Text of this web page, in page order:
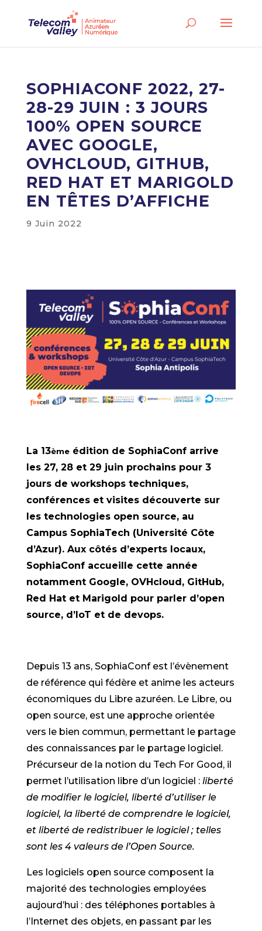
SOPHIACONF 2022, 27-
28-29 JUIN : 3 JOURS
100% OPEN SOURCE
AVEC GOOGLE,
OVHCLOUD, GITHUB,
RED HAT ET MARIGOLD
EN TÊTES D’AFFICHE
9 Juin 2022
La 13èmeédition de SophiaConf arrive
les 27, 28 et 29 juin prochains pour 3
jours de workshops techniques,
conférences et visites découverte sur
les technologies open source, au
Campus SophiaTech (Université Côte
d’Azur). Aux côtés d’experts locaux,
SophiaConf accueille cette année
notamment Google, OVHcloud, GitHub,
Red Hat et Marigold pour parler d’open
source, d’IoT et de devops.
Depuis 13 ans, SophiaConf est l’évènement
de référence qui fédère et anime les acteurs
économiques du Libre azuréen. Le Libre, ou
open source, est une approche orientée
vers le bien commun, permettant le partage
des connaissances par le partage logiciel.
Précurseur de la notion du Tech For Good, il
permet l’utilisation libre d’un logiciel : liberté
de modifier le logiciel, liberté d’utiliser le
logiciel, la liberté de comprendre le logiciel,
et liberté de redistribuer le logiciel ; telles
sont les 4 valeurs de l’Open Source.
Les logiciels open source composent la
majorité des technologies employées
aujourd’hui : des téléphones portables à
l’Internet des objets, en passant par les